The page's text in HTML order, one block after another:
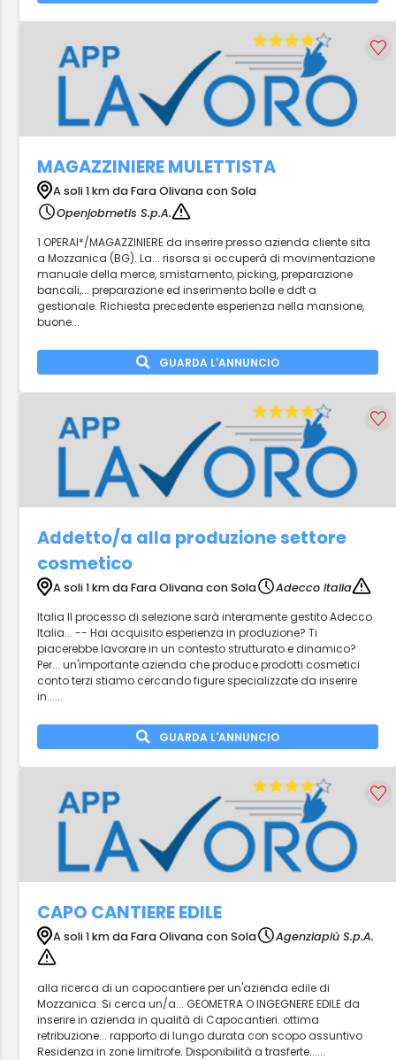
MAGAZZINIERE MULETTISTA
A soli 1 km da Fara Olivana con Sola
Openjobmetis S.p.A.
1 OPERAI*/MAGAZZINIERE da inserire presso azienda cliente sita
a Mozzanica (BG). La... risorsa si occuperà di movimentazione
manuale della merce, smistamento, picking, preparazione
bancali,... preparazione ed inserimento bolle e ddt a
gestionale. Richiesta precedente esperienza nella mansione,
buone...
GUARDA L'ANNUNCIO
Addetto/a alla produzione settore
cosmetico
A soli 1 km da Fara Olivana con Sola
Adecco Italia
Italia Il processo di selezione sarà interamente gestito Adecco
Italia... -- Hai acquisito esperienza in produzione? Ti
piacerebbe lavorare in un contesto strutturato e dinamico?
Per... un'importante azienda che produce prodotti cosmetici
conto terzi stiamo cercando figure specializzate da inserire
in......
GUARDA L'ANNUNCIO
CAPO CANTIERE EDILE
A soli 1 km da Fara Olivana con Sola Agenziapiù S.p.A.
alla ricerca di un capocantiere per un'azienda edile di
Mozzanica. Si cerca un/a... GEOMETRA O INGEGNERE EDILE da
inserire in azienda in qualità di Capocantieri. ottima
retribuzione... rapporto di lungo durata con scopo assuntivo
Residenza in zone limitrofe. Disponibilità a trasferte......